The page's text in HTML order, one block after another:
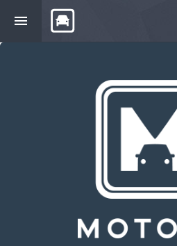
menu